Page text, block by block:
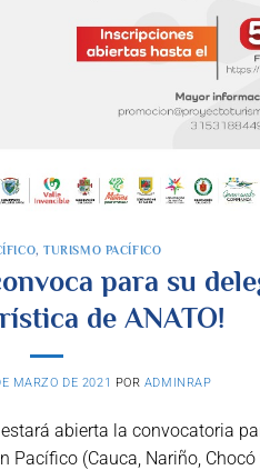
,TURISMO PACÍFICO
para su
de ANATO!
MARZO DE 2021 POR ADMINRAP
abierta la convocatoria
(Cauca, Nariño,